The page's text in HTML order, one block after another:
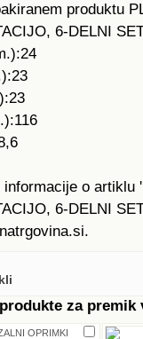
produktu
6-DELNI
informacije o artiklu
6-DELNI
za
OPRIMKI